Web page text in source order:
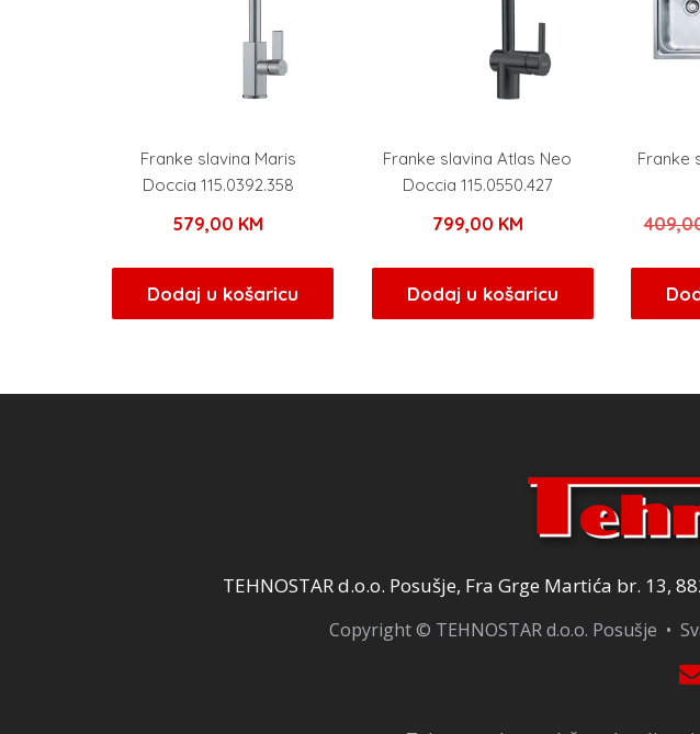
Franke slavina Maris
Doccia 115.0392.358
579,00 KM
Dodaj u košaricu
Franke slavina Atlas Neo
Doccia 115.0550.427
799,00 KM
Dodaj u košaricu
Franke
TEHNOSTAR d.o.o. Posušje, Fra Grge Martića br. 13,
Copyright © TEHNOSTAR d.o.o. Posušje •